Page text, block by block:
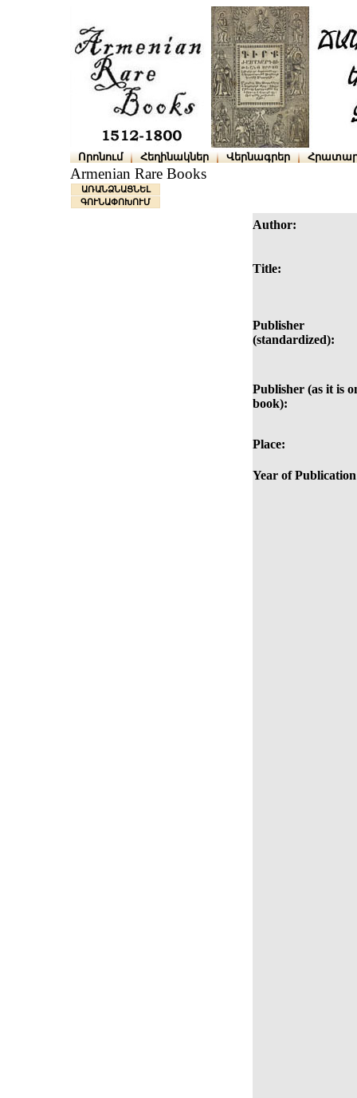
Որոնում Հեղինակներ Վերնագրեր
Armenian Rare Books
ԱՌԱՆՁՆԱՑՆԵԼ
ԳՈՒՆԱՓՈԽՈՒՄ
Author:
Title:
Publisher
(standardized):
Publisher (as it is
book):
Place:
Year of